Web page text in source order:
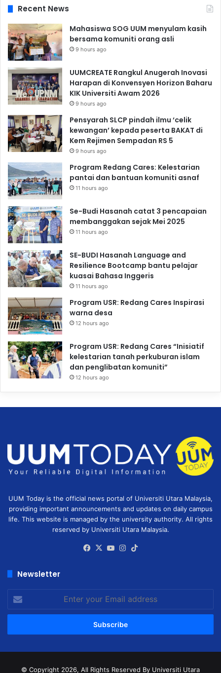
Recent News
Mahasiswa SOG UUM menyulam kasih
bersama komuniti orang asli
9 hours ago
UUMCREATE Rangkul Anugerah Inovasi
Harapan di Konvensyen Horizon Baharu
KIK Universiti Awam 2026
9 hours ago
Pensyarah SLCP pindah ilmu ‘celik
kewangan’ kepada peserta BAKAT di
Kem Rejimen Sempadan RS 5
9 hours ago
Program Redang Cares: Kelestarian
pantai dan bantuan komuniti asnaf
11 hours ago
Se-Budi Hasanah catat 3 pencapaian
membanggakan sejak Mei 2025
11 hours ago
SE-BUDI Hasanah Language and
Resilience Bootcamp bantu pelajar
kuasai Bahasa Inggeris
11 hours ago
Program USR: Redang Cares Inspirasi
warna desa
12 hours ago
Program USR: Redang Cares “Inisiatif
kelestarian tanah perkuburan islam
dan penglibatan komuniti”
12 hours ago
UUM Today is the official news portal of Universiti Utara Malaysia,
providing important announcements and updates on daily campus
life. This website is managed by the university authority. All rights
reserved by Universiti Utara Malaysia.
Facebook
X YouTubeInstagram
Newsletter
your
Email
© Copyright 2026, All Rights Reserved By Universiti Utara